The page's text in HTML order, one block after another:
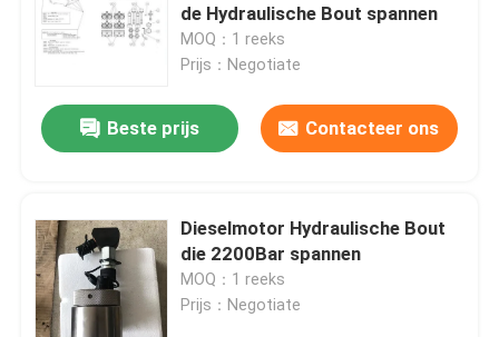
de Hydraulische Bout spannen
MOQ：1 reeks
Prijs：Negotiate
Beste prijs Contacteer ons
Dieselmotor Hydraulische Bout
die 2200Bar spannen
MOQ：1 reeks
Prijs：Negotiate